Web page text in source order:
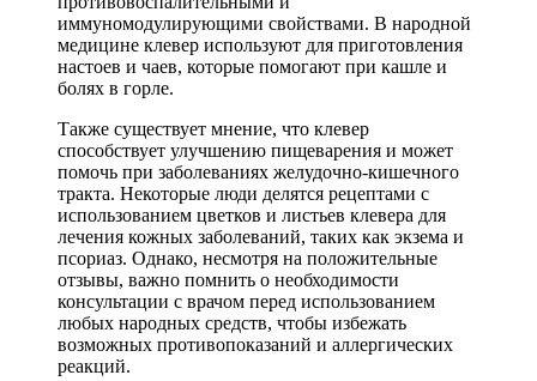
иммуномодулирующими свойствами. В народной
медицине клевер используют для приготовления
настоев и чаев, которые помогают при кашле и
болях в горле.
Также существует мнение, что клевер
способствует улучшению пищеварения и может
помочь при заболеваниях желудочно-кишечного
тракта. Некоторые люди делятся рецептами с
использованием цветков и листьев клевера для
лечения кожных заболеваний, таких как экзема и
псориаз. Однако, несмотря на положительные
отзывы, важно помнить о необходимости
консультации с врачом перед использованием
любых народных средств, чтобы избежать
возможных противопоказаний и аллергических
реакций.